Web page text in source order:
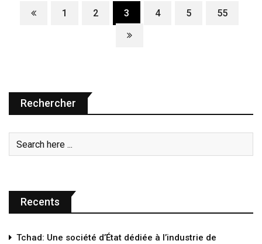
1 2 3 4 5 55
Rechercher
Recents
Tchad: Une société d’État dédiée à l’industrie de